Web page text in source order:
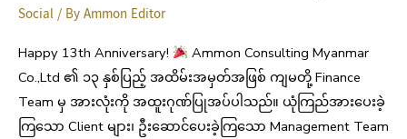
Social/ ByAmmon Editor
Happy 13th Anniversary!
Ammon Consulting Myanmar
Co.,Ltd ၏ ၁၃ နှစ်ပြည့် အထိမ်းအမှတ်အဖြစ် ကျမတို့ Finance
Team မှ အားလုံးကို အထူးဂုဏ်ပြုအပ်ပါသည်။ ယုံကြည်အားပေးခဲ့
ကြသော Client များ၊ ဦးဆောင်ပေးခဲ့ကြသော Management Team